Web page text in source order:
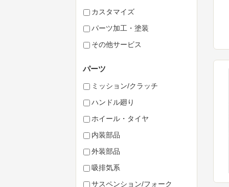
カスタマイズ
パーツ加工・塗装
その他サービス
パーツ
ミッション/クラッチ
ハンドル廻り
ホイール・タイヤ
内装部品
外装部品
吸排気系
サスペンション/フォーク